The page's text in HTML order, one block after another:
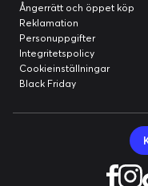
Genom att anta en
tillsammans med en
Max akustisk
skrivupplevelse med
Ångerrätt och öppet köp
Reklamation
Personuppgifter
Integritetspolicy
Cookieinställningar
Black Friday